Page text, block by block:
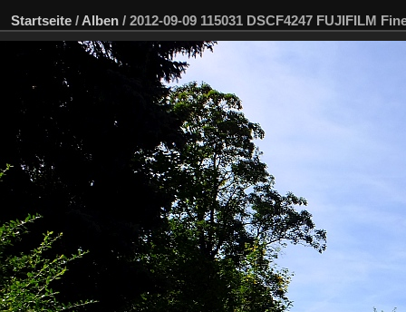
Startseite / Alben / 2012-09-09 115031 DSCF4247 FUJIFILM